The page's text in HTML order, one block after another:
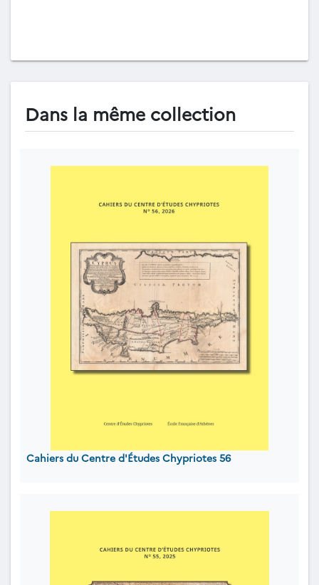
Dans la même collection
Cahiers du Centre d'Études Chypriotes 56